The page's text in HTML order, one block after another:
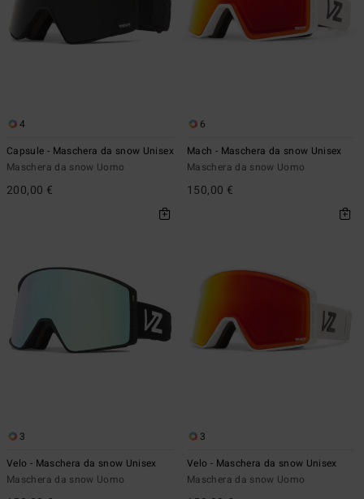
4
Capsule - Maschera da snow Unisex
Maschera da snow Uomo
200,00 €
6
Mach - Maschera da snow Unisex
Maschera da snow Uomo
150,00 €
3
Velo - Maschera da snow Unisex
Maschera da snow Uomo
3
Velo - Maschera da snow Unisex
Maschera da snow Uomo